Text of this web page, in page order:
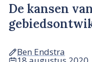
De kansen
Ben Endstra